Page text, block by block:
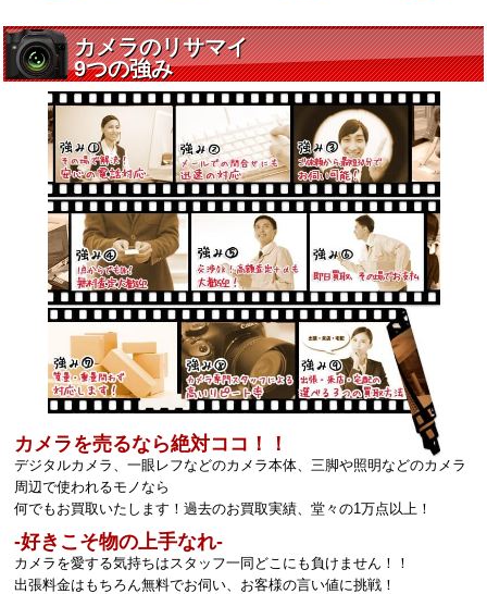
カメラを売るなら絶対ココ！！
デジタルカメラ、一眼レフなどのカメラ本体、三脚や照明などのカメラ
周辺で使われるモノなら
何でもお買取いたします！過去のお買取実績、堂々の1万点以上！
‐好きこそ物の上手なれ‐
カメラを愛する気持ちはスタッフ一同どこにも負けません！！
出張料金はもちろん無料でお伺い、お客様の言い値に挑戦！